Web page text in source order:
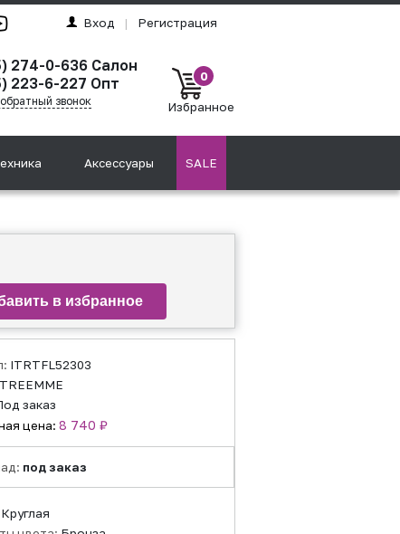
Вход | Регистрация
274-0-636 Салон
223-6-227 Опт
звонок
0
Избранное
Аксессуары SALE
ITRTFL52303
TREEMME
заказ
цена: 8 740 ₽
под заказ
Круглая